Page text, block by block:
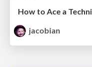
How to Ace a
jacobian